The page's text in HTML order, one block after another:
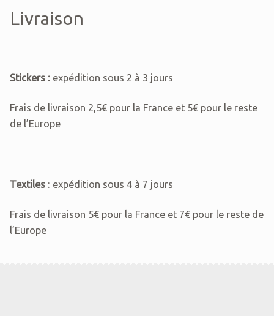
Livraison
Stickers : expédition sous 2 à 3 jours
Frais de livraison 2,5€ pour la France et 5€ pour le reste
de l’Europe
Textiles : expédition sous 4 à 7 jours
Frais de livraison 5€ pour la France et 7€ pour le reste de
l’Europe